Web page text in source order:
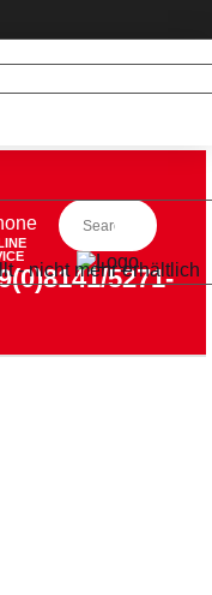
5271-